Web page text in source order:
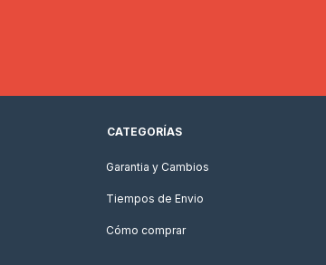
CATEGORÍAS
Garantia y Cambios
Tiempos de Envio
Cómo comprar